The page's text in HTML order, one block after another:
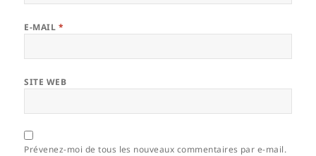
E-MAIL *
SITE WEB
Prévenez-moi de tous les nouveaux commentaires par e-mail.